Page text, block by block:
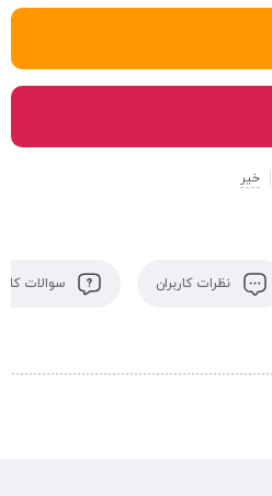
خیر
نظرات کاربران سوالات